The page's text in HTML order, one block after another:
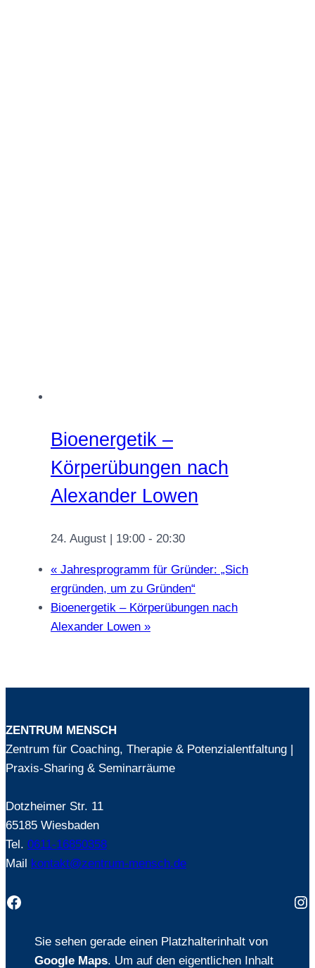
Bioenergetik –
Körperübungen nach
Alexander Lowen
24. August | 19:00 - 20:30
« Jahresprogramm für Gründer: „Sich
ergründen, um zu Gründen“
Bioenergetik – Körperübungen nach
Alexander Lowen »
ZENTRUM MENSCH
Zentrum für Coaching, Therapie & Potenzialentfaltung |
Praxis-Sharing & Seminarräume
Dotzheimer Str. 11
65185 Wiesbaden
Tel. 0611-16850358
Mail kontakt@zentrum-mensch.de
Facebook
Sie sehen gerade einen Platzhalterinhalt von
Google Maps. Um auf den eigentlichen Inhalt